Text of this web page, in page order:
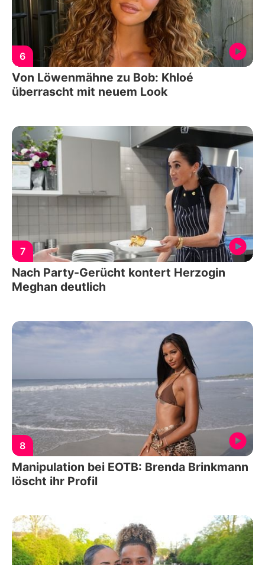
6
Von Löwenmähne zu Bob: Khloé
überrascht mit neuem Look
7
Nach Party-Gerücht kontert Herzogin
Meghan deutlich
8
Manipulation bei EOTB: Brenda Brinkmann
löscht ihr Profil